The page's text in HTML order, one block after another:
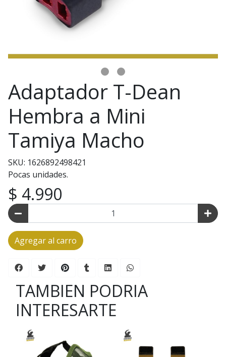
Adaptador T-Dean
Hembra a Mini
Tamiya Macho
SKU: 1626892498421
Pocas unidades.
$ 4.990
Agregar al carro
TAMBIEN PODRIA
INTERESARTE